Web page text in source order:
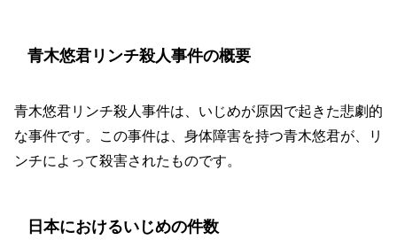
青木悠君リンチ殺人事件の概要
青木悠君リンチ殺人事件は、いじめが原因で起きた悲劇的
な事件です。この事件は、身体障害を持つ青木悠君が、リ
ンチによって殺害されたものです。
日本におけるいじめの件数